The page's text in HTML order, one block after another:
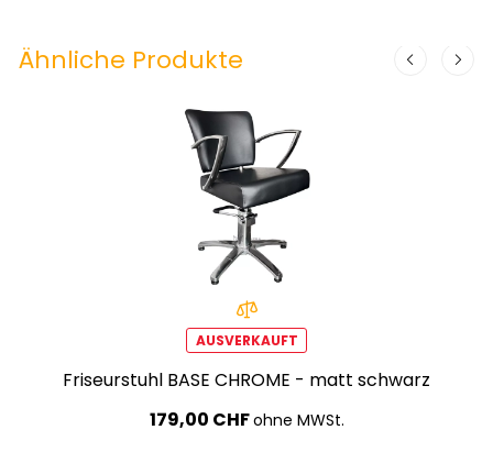
Ähnliche Produkte
AUSVERKAUFT
Friseurstuhl BASE CHROME - matt schwarz
179,00 CHFohne MWSt.